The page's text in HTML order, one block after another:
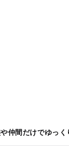
仲間だけでゆっ